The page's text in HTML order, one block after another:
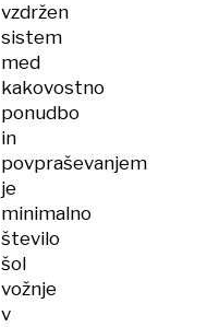
vzdržen
sistem
med
kakovostno
ponudbo
in
povpraševanjem
je
minimalno
število
šol
vožnje
v